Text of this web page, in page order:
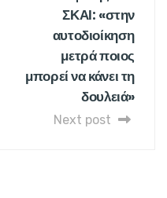
ΣΚΑΙ: «στην
αυτοδιοίκηση
μετρά ποιος
μπορεί να κάνει τη
δουλειά»
Next post